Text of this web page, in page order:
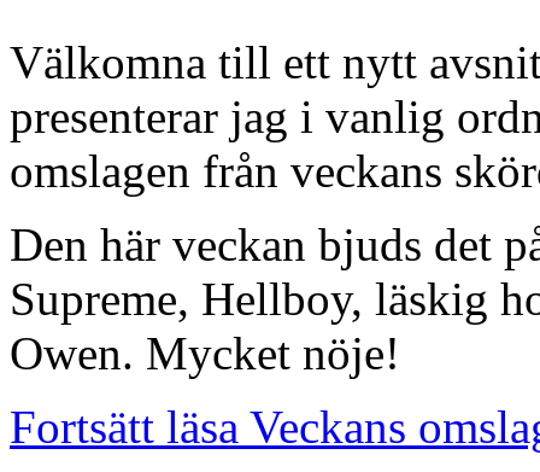
Välkomna till ett nytt
presenterar jag i vanlig
omslagen från veckans
Den här veckan bjuds det
Supreme, Hellboy, läskig
Owen. Mycket nöje!
Fortsätt läsa Veckans